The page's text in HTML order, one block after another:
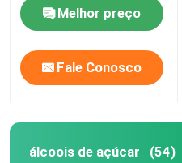
Melhor preço
Fale Conosco
álcoois de açúcar (54)